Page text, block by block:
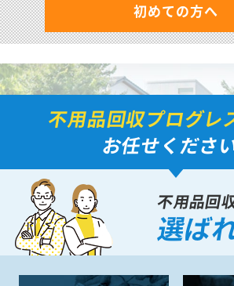
初めての方へ
不用品回収プログレ
お任せくださ
不用品回
選ば